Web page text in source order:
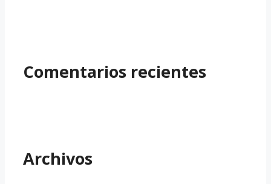
Comentarios recientes
Archivos